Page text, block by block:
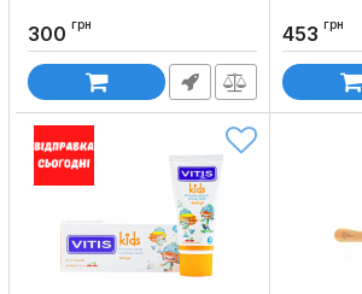
Код товару:
300 грн 453 грн